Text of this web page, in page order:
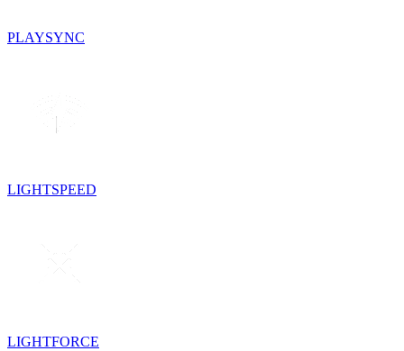
PLAYSYNC
LIGHTSPEED
LIGHTFORCE